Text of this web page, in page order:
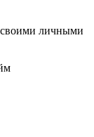
своими личными